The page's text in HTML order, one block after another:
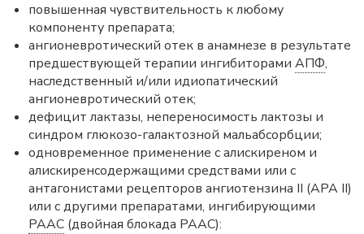
повышенная чувствительность к любому
компоненту препарата;
ангионевротический отек в анамнезе в результате
предшествующей терапии ингибиторами АПФ,
наследственный и/или идиопатический
ангионевротический отек;
дефицит лактазы, непереносимость лактозы и
синдром глюкозо-галактозной мальабсорбции;
одновременное применение с алискиреном и
алискиренсодержащими средствами или с
антагонистами рецепторов ангиотензина II (APA II)
или с другими препаратами, ингибирующими
РААС (двойная блокада РААС):